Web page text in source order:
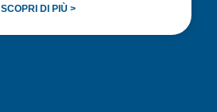
SCOPRI DI PIÙ >